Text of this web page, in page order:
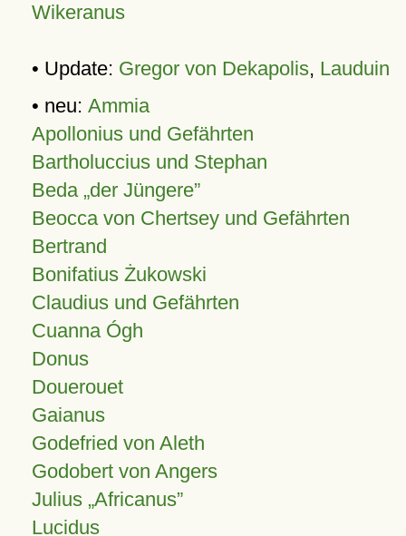
Wikeranus
• Update: Gregor von Dekapolis, Lauduin
• neu: Ammia
Apollonius und Gefährten
Bartholuccius und Stephan
Beda „der Jüngere”
Beocca von Chertsey und Gefährten
Bertrand
Bonifatius Żukowski
Claudius und Gefährten
Cuanna Ógh
Donus
Douerouet
Gaianus
Godefried von Aleth
Godobert von Angers
Julius Africanus
Lucidus